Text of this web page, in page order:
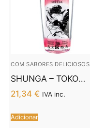
COM SABORES DELICIOSOS
SHUNGA – TOKO
AROMA
LUBRIFICANTE DE
MORANGO E
CHAMPANHE
21,34 € IVA inc.
Adicionar